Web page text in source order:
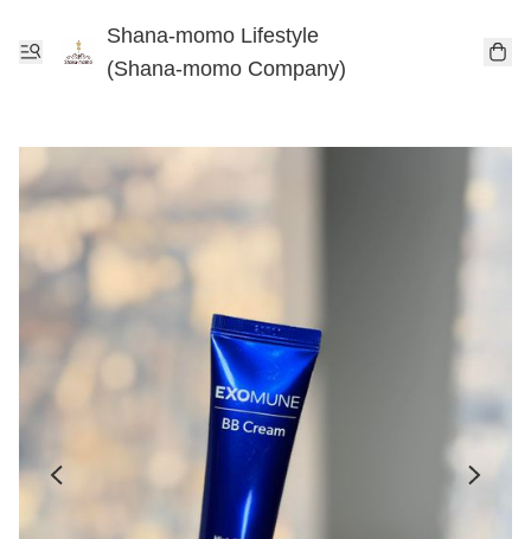
Shana-momo Lifestyle
(Shana-momo Company)